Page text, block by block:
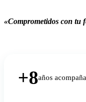
«Comprometidos con tu
+8años